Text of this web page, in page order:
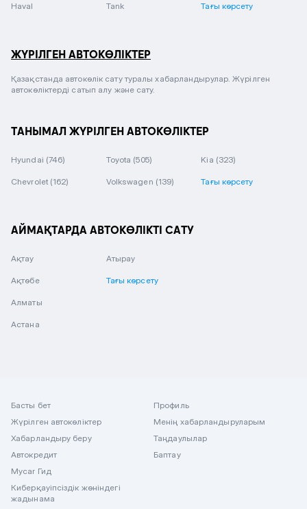
Haval Tank Тағы көрсету
ЖҮРІЛГЕН АВТОКӨЛІКТЕР
Қазақстанда автокөлік сату туралы хабарландырулар. Жүрілген
автокөліктерді сатып алу және сату.
ТАНЫМАЛ ЖҮРІЛГЕН АВТОКӨЛІКТЕР
Hyundai (746) Toyota (505) Kia (323)
Chevrolet (162) Volkswagen (139) Тағы көрсету
АЙМАҚТАРДА АВТОКӨЛІКТІ САТУ
Ақтау
Ақтөбе
Алматы
Астана
Атырау
Тағы көрсету
Басты бет
Жүрілген автокөліктер
Хабарландыру беру
Автокредит
Mycar Гид
Киберқауіпсіздік жөніндегі
жадынама
Профиль
Менің хабарландыруларым
Таңдаулылар
Баптау